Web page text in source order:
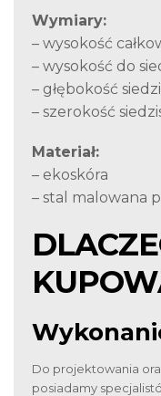
Wymiary:
– wysokość
– wysokość do
– głębokość
– szerokość
Materiał:
– ekoskóra
– stal malowana
Do projektowania
posiadamy